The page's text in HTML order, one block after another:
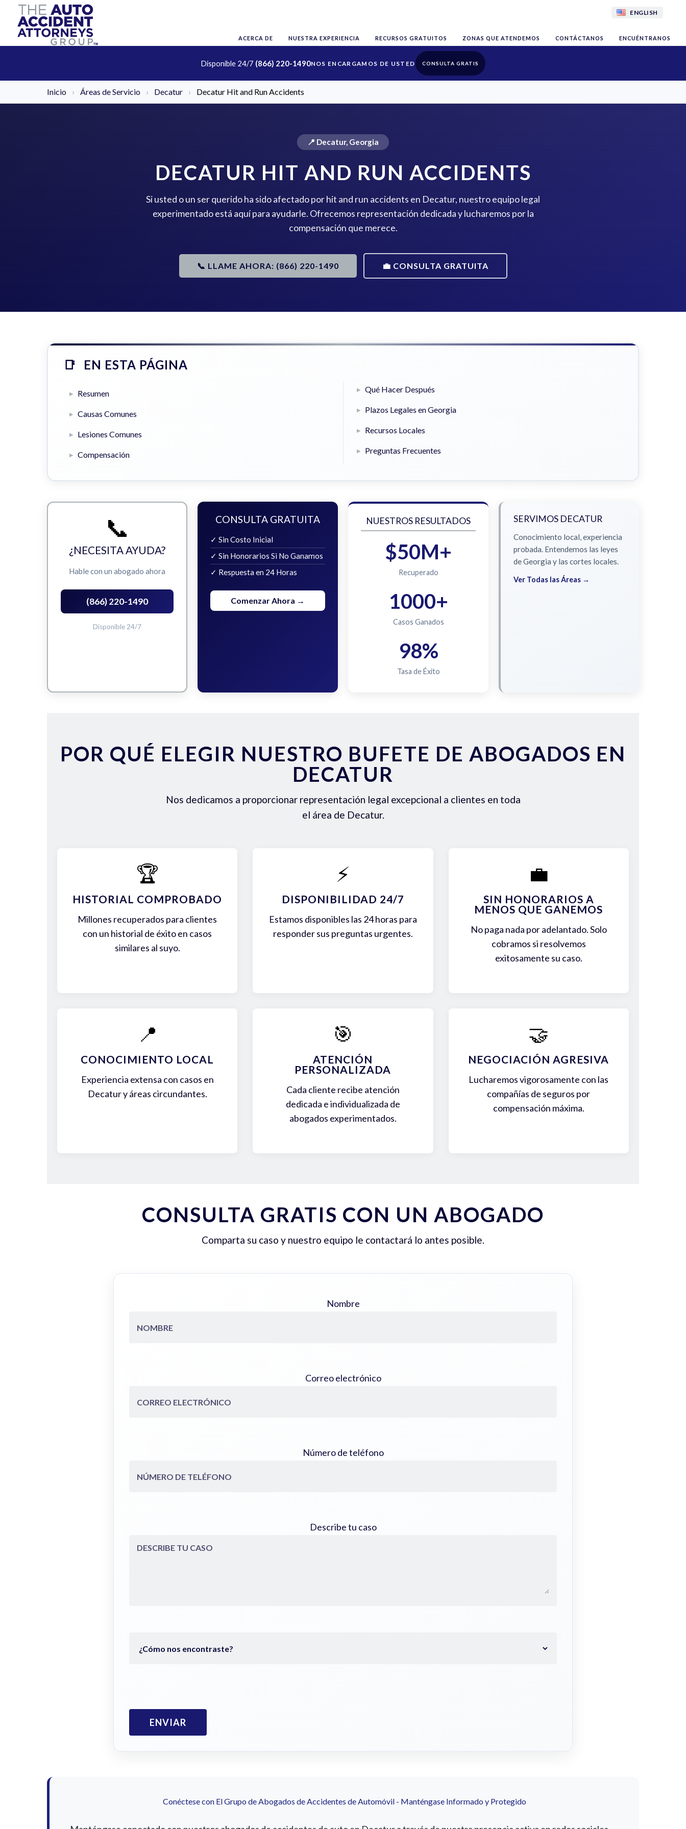
ENGLISH
ACERCA DE NUESTRA EXPERIENCIA RECURSOS GRATUITOS ZONAS QUE ATENDEMOS CONTÁCTANOS ENCUÉNTRANOS
Disponible 24/7 (866) 220-1490 CONSULTA GRATIS
Inicio › Áreas de Servicio › Decatur › Decatur Hit and Run Accidents
📍 Decatur, Georgia
DECATUR HIT AND RUN ACCIDENTS
Si usted o un ser querido ha sido afectado por hit and run accidents en Decatur, nuestro equipo legal
experimentado está aquí para ayudarle. Ofrecemos representación dedicada y lucharemos por la
compensación que merece.
📞 LLAME AHORA: (866) 220-1490 💼 CONSULTA GRATUITA
EN ESTA PÁGINA
Resumen
Causas Comunes
Lesiones Comunes
Compensación
Qué Hacer Después
Plazos Legales en Georgia
Recursos Locales
Preguntas Frecuentes
📞
¿NECESITA AYUDA?
Hable con un abogado ahora
(866) 220-1490
Disponible 24/7
CONSULTA GRATUITA
✓ Sin Costo Inicial
✓ Sin Honorarios Si No Ganamos
✓ Respuesta en 24 Horas
Comenzar Ahora →
NUESTROS RESULTADOS
$50M+
Recuperado
1000+
Casos Ganados
98%
Tasa de Éxito
SERVIMOS DECATUR
Conocimiento local, experiencia
probada. Entendemos las leyes
de Georgia y las cortes locales.
Ver Todas las Áreas →
POR QUÉ ELEGIR NUESTRO BUFETE DE ABOGADOS EN
DECATUR
Nos dedicamos a proporcionar representación legal excepcional a clientes en toda
el área de Decatur.
🏆
HISTORIAL COMPROBADO
Millones recuperados para clientes
con un historial de éxito en casos
similares al suyo.
⚡
DISPONIBILIDAD 24/7
Estamos disponibles las 24 horas para
responder sus preguntas urgentes.
💼
SIN HONORARIOS A
MENOS QUE GANEMOS
No paga nada por adelantado. Solo
cobramos si resolvemos
exitosamente su caso.
📍
CONOCIMIENTO LOCAL
Experiencia extensa con casos en
Decatur y áreas circundantes.
🎯
ATENCIÓN
PERSONALIZADA
Cada cliente recibe atención
dedicada e individualizada de
abogados experimentados.
🤝
NEGOCIACIÓN AGRESIVA
Lucharemos vigorosamente con las
compañías de seguros por
compensación máxima.
CONSULTA GRATIS CON UN ABOGADO
Comparta su caso y nuestro equipo le contactará lo antes posible.
Nombre
Correo electrónico
Número de teléfono
Describe tu caso
Conéctese con El Grupo de Abogados de Accidentes de Automóvil - Manténgase Informado y Protegido